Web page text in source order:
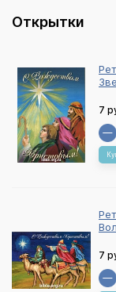
Открытки
7
7